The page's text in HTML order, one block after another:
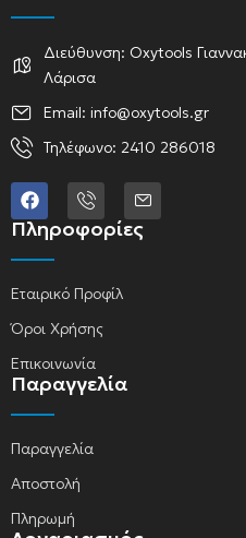
Διεύθυνση: Oxytools
Λάρισα
Email: info@oxytools.gr
Τηλέφωνο: 2410 286018
Πληροφορίες
Εταιρικό Προφίλ
Όροι Χρήσης
Επικοινωνία
Παραγγελία
Παραγγελία
Αποστολή
Πληρωμή